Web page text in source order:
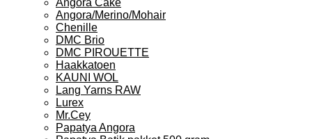
Angora Cake
Angora/Merino/Mohair
Chenille
DMC Brio
DMC PIROUETTE
Haakkatoen
KAUNI WOL
Lang Yarns RAW
Lurex
Mr.Cey
Papatya Angora